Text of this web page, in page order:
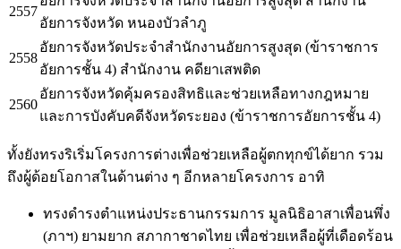
2557
อัยการจังหวัด หนองบัวลำภู
2558
อัยการจังหวัดประจําสํานักงานอัยการสูงสุด (ข้าราชการ
อัยการชั้น 4) สํานักงาน คดียาเสพติด
2560
อัยการจังหวัดคุ้มครองสิทธิและช่วยเหลือทางกฎหมาย
และการบังคับคดีจังหวัดระยอง (ข้าราชการอัยการชั้น 4)
ทั้งยังทรงริเริ่มโครงการต่างเพื่อช่วยเหลือผู้ตกทุกข์ได้ยาก รวม
ถึงผู้ด้อยโอกาสในด้านต่าง ๆ อีกหลายโครงการ อาทิ
ทรงดำรงตำแหน่งประธานกรรมการ มูลนิธิอาสาเพื่อนพึ่ง
(ภาฯ) ยามยาก สภากาชาดไทย เพื่อช่วยเหลือผู้ที่เดือดร้อน